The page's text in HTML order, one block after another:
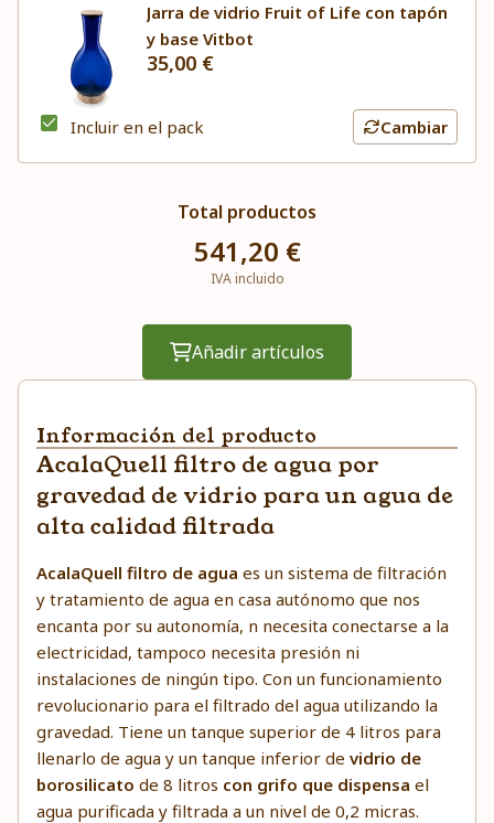
Jarra de vidrio Fruit of Life con tapón
y base Vitbot
35,00 €
Incluir en el pack Cambiar
Total productos
541,20 €
IVA incluido
Añadir artículos
Información del producto
AcalaQuell filtro de agua por
gravedad de vidrio para un agua de
alta calidad filtrada
AcalaQuell filtro de agua es un sistema de filtración
y tratamiento de agua en casa autónomo que nos
encanta por su autonomía, n necesita conectarse a la
electricidad, tampoco necesita presión ni
instalaciones de ningún tipo. Con un funcionamiento
revolucionario para el filtrado del agua utilizando la
gravedad. Tiene un tanque superior de 4 litros para
llenarlo de agua y un tanque inferior de vidrio de
borosilicato de 8 litros con grifo que dispensa el
agua purificada y filtrada a un nivel de 0,2 micras.